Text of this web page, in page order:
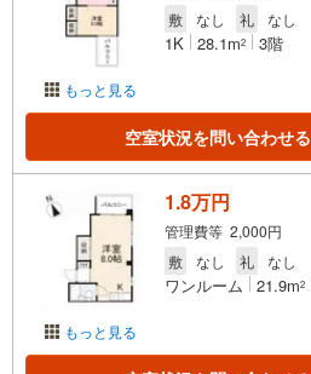
もっと見る
敷
なし 礼 なし
1K 28.1m2 3階
空室状況を問い合わせる
もっと見る
1.8万円
管理費等 2,000円
敷
なし 礼 なし
ワンルーム 21.9m2